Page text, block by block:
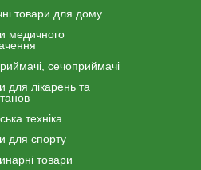
товари для дому
медичного
сечоприймачі
для лікарень та
техніка
для спорту
товари